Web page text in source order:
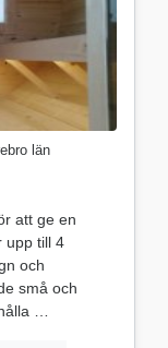
län
att ge en
upp till 4
och
små och